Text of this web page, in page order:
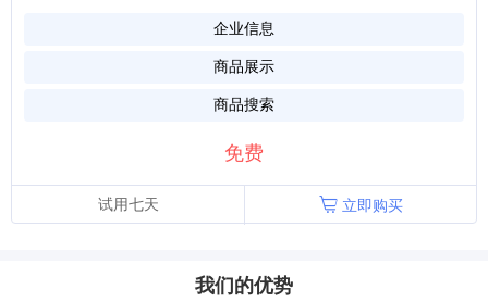
企业信息
商品展示
商品搜索
免费
试用七天 立即购买
我们的优势